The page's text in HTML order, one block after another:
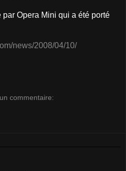
Opera Mini qui a été porté
news/2008/04/10/
commentaire: